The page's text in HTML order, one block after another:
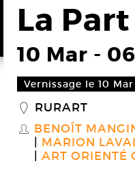
La
10 Mar -
Vernissage le 10 Mar
_ RURART
S BENOÎT
MARION
ART ORIENTÉ